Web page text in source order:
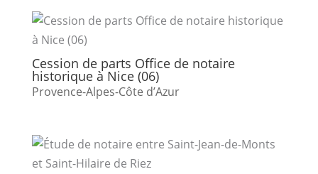
Cession de parts Office de notaire
historique à Nice (06)
Provence-Alpes-Côte d’Azur